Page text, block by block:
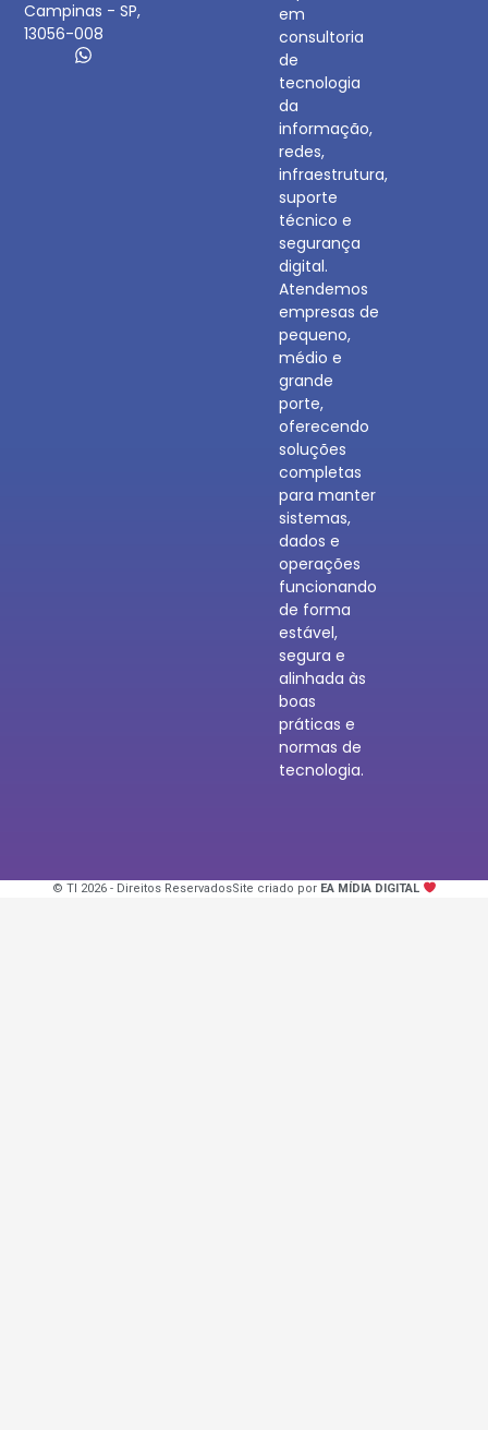
Campinas - SP,
13056-008
em
consultoria
de
tecnologia
da
informação,
redes,
infraestrutura,
suporte
técnico e
segurança
digital.
Atendemos
empresas de
pequeno,
médio e
grande
porte,
oferecendo
soluções
completas
para manter
sistemas,
dados e
operações
funcionando
de forma
estável,
segura e
alinhada às
boas
práticas e
normas de
tecnologia.
© TI 2026 - Direitos ReservadosSite criado por EA MÍDIA DIGITAL